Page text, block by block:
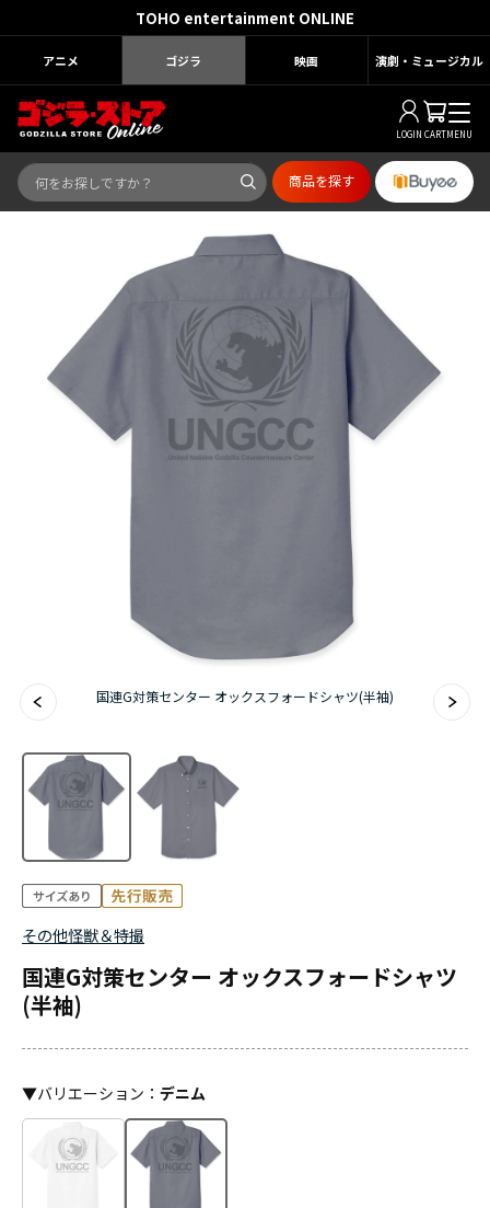
TOHO entertainment ONLINE
アニメ ゴジラ 映画 演劇・ミュージカル
LOGIN CARTMENU
商品を探す
国連G対策センター オックスフォードシャツ(半袖)
その他怪獣＆特撮
国連G対策センター オックスフォードシャツ
(半袖)
▼バリエーション ： デニム